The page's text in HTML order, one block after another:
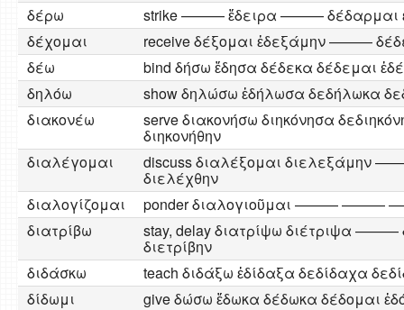
δέρω
strike ——— ἔδειρα ——— δέδαρμαι
δέχομαι
receive δέξομαι ἐδεξάμην ———
δέω
bind δήσω ἔδησα δέδεκα δέδεμαι
δηλόω
show δηλώσω ἐδήλωσα δεδήλωκα
διακονέω
serve διακονήσω διηκόνησα
διηκονήθην
διαλέγομαι
discuss διαλέξομαι διελεξάμην
διελέχθην
διαλογίζομαι
ponder διαλογιοῦμαι ———
διατρίβω
stay, delay διατρίψω διέτριψα ———
διετρίβην
διδάσκω
teach διδάξω ἐδίδαξα δεδίδαχα
δίδωμι
give δώσω ἔδωκα δέδωκα δέδομαι